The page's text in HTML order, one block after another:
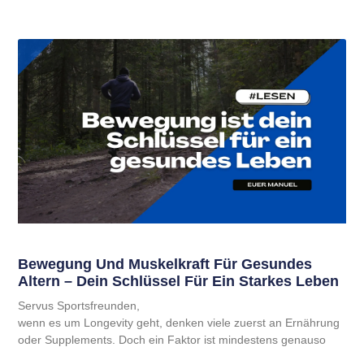
Bewegung Und Muskelkraft Für Gesundes
Altern – Dein Schlüssel Für Ein Starkes Leben
Servus Sportsfreunden,
wenn es um Longevity geht, denken viele zuerst an Ernährung
oder Supplements. Doch ein Faktor ist mindestens genauso